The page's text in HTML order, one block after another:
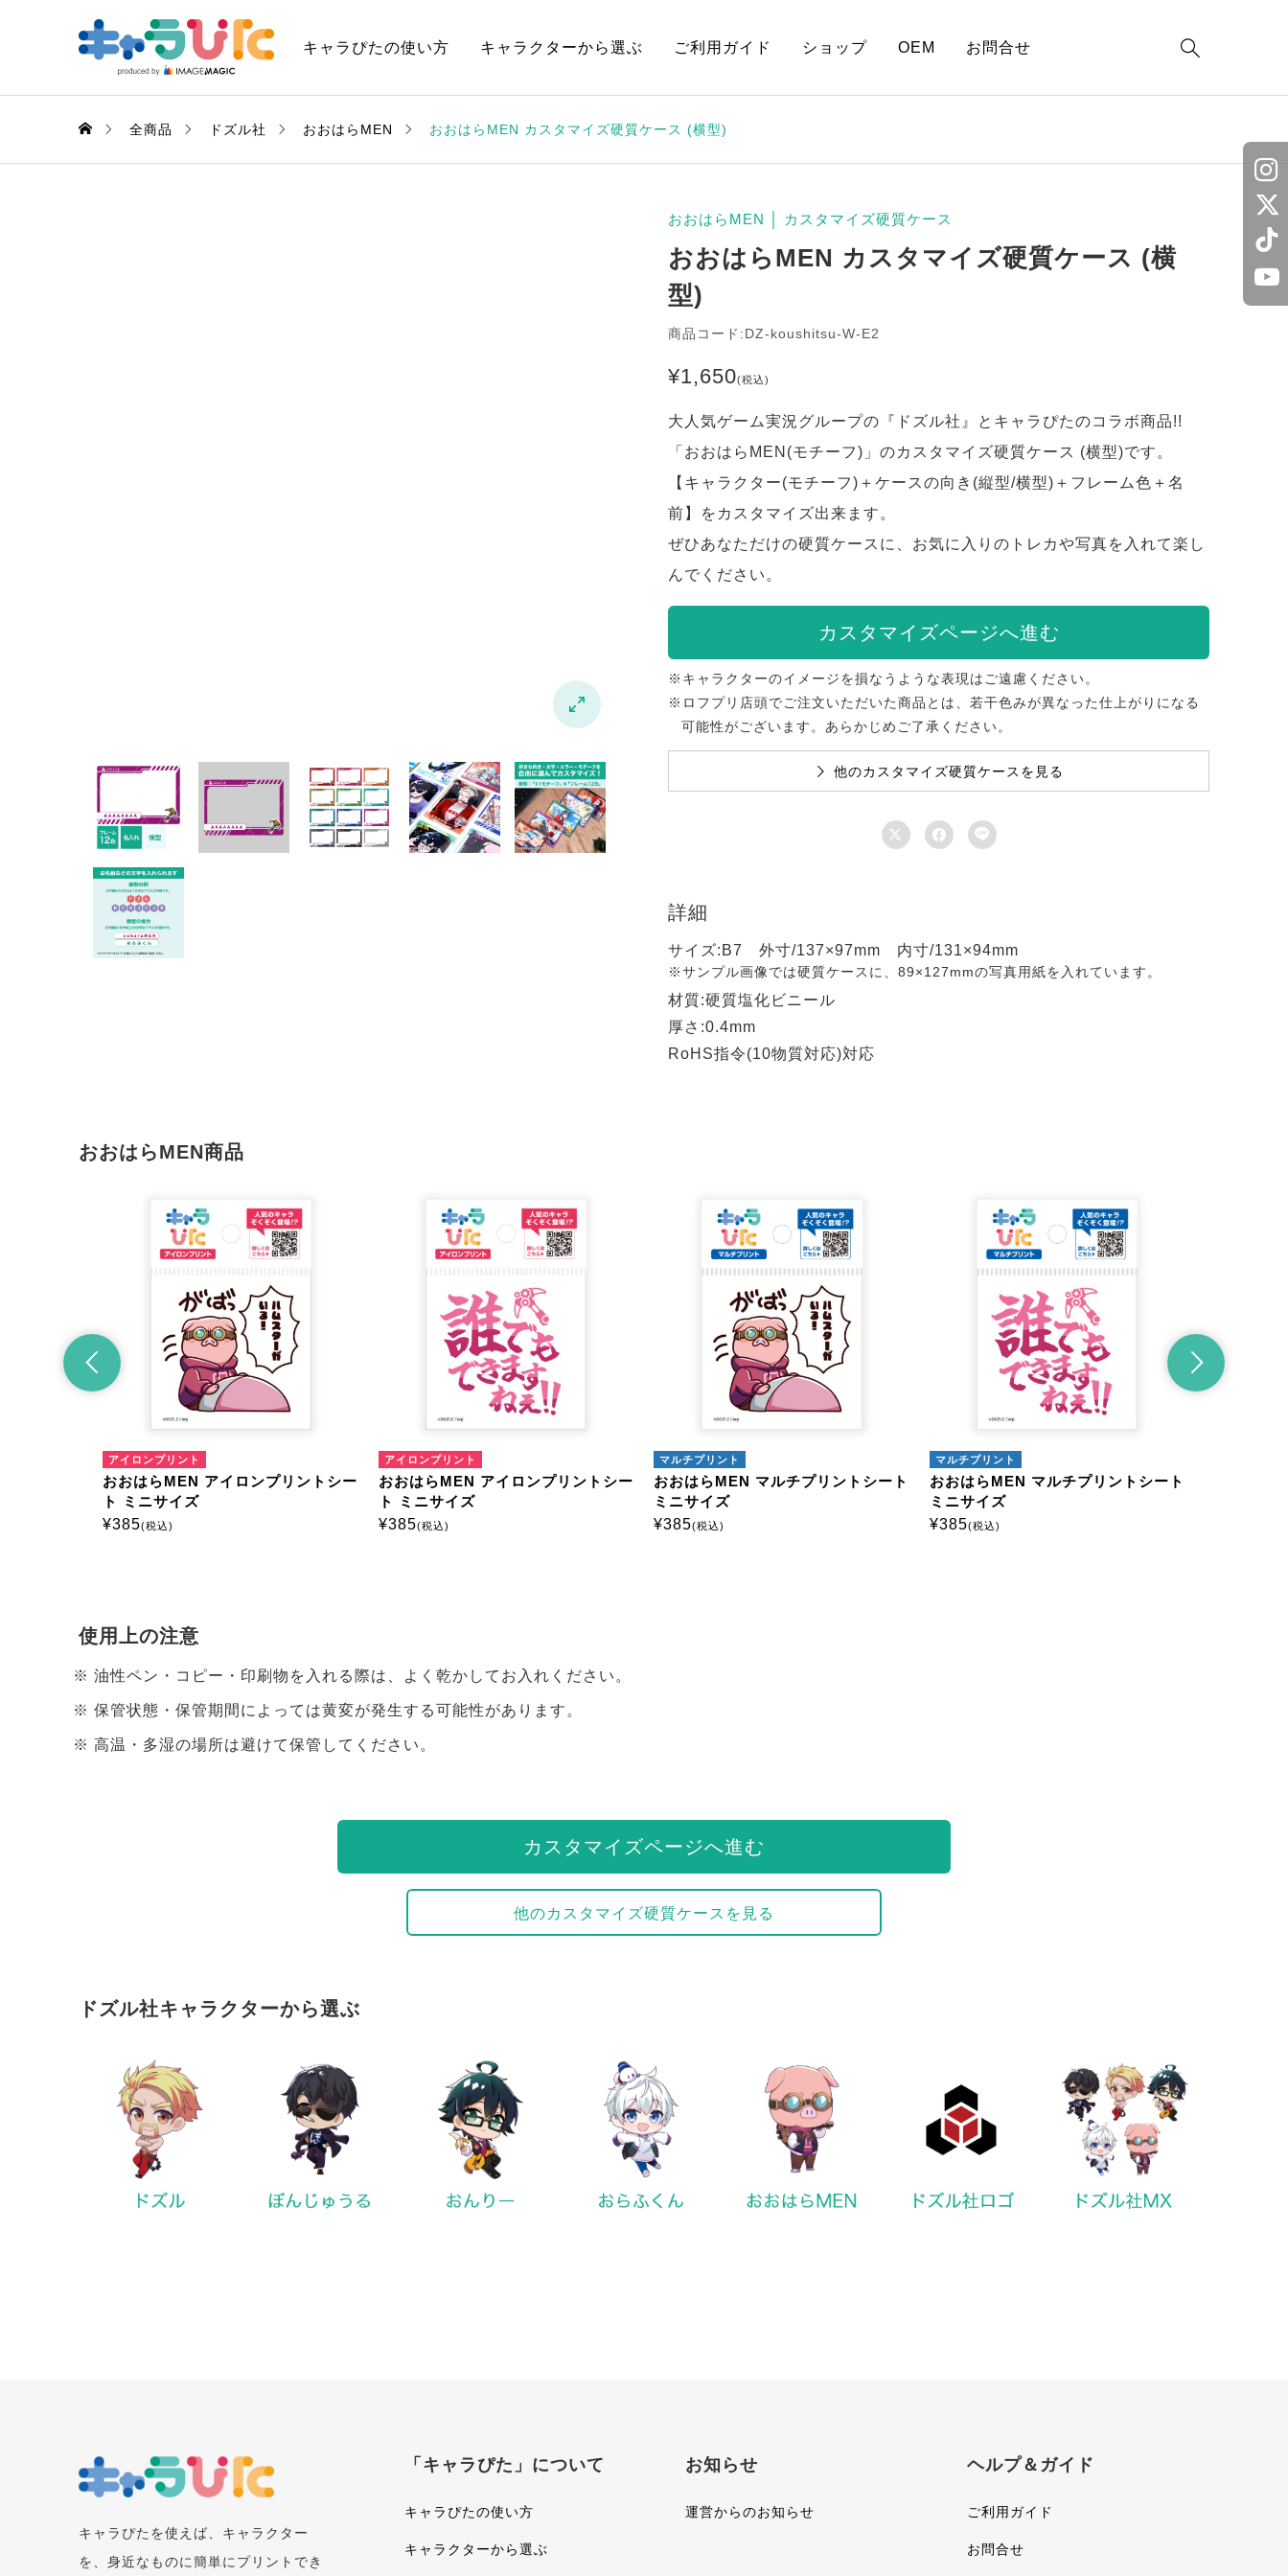
キャラぴたの使い方 キャラクターから選ぶ ご利用ガイド ショップ OEM お問合せ 
全商品 ドズル社 おおはらMEN おおはらMEN カスタマイズ硬質ケース (横型)

おおはらMEN カスタマイズ硬質ケース
おおはらMEN カスタマイズ硬質ケース (横
型)
商品コード:DZ-koushitsu-W-E2
¥1,650(税込)
大人気ゲーム実況グループの『ドズル社』とキャラぴたのコラボ商品!!
「おおはらMEN(モチーフ)」のカスタマイズ硬質ケース (横型)です。
【キャラクター(モチーフ)＋ケースの向き(縦型/横型)＋フレーム色＋名
前】をカスタマイズ出来ます。
ぜひあなただけの硬質ケースに、お気に入りのトレカや写真を入れて楽し
んでください。
カスタマイズページへ進む
※キャラクターのイメージを損なうような表現はご遠慮ください。
※ロフプリ店頭でご注文いただいた商品とは、若干色みが異なった仕上がりになる
可能性がございます。あらかじめご了承ください。
他のカスタマイズ硬質ケースを見る
  
詳細
サイズ:B7 外寸/137×97mm 内寸/131×94mm
※サンプル画像では硬質ケースに、89×127mmの写真用紙を入れています。
材質:硬質塩化ビニール
厚さ:0.4mm
RoHS指令(10物質対応)対応
おおはらMEN商品
おおはらMEN アイロンプリントシー
おおはらMEN アイロンプリントシー
おおはらMEN マルチプリントシート
おおはらMEN マルチプリントシート
おおはらMEN マルチプ
使用上の注意
油性ペン・コピー・印刷物を入れる際は、よく乾かしてお入れください。
保管状態・保管期間によっては黄変が発生する可能性があります。
高温・多湿の場所は避けて保管してください。
カスタマイズページへ進む
他のカスタマイズ硬質ケースを見る
ドズル社キャラクターから選ぶ
キャラぴたを使えば、キャラクター
を、身近なものに簡単にプリントでき
「キャラぴた」について
キャラぴたの使い方
キャラクターから選ぶ
お知らせ
運営からのお知らせ
ヘルプ＆ガイド
ご利用ガイド
お問合せ